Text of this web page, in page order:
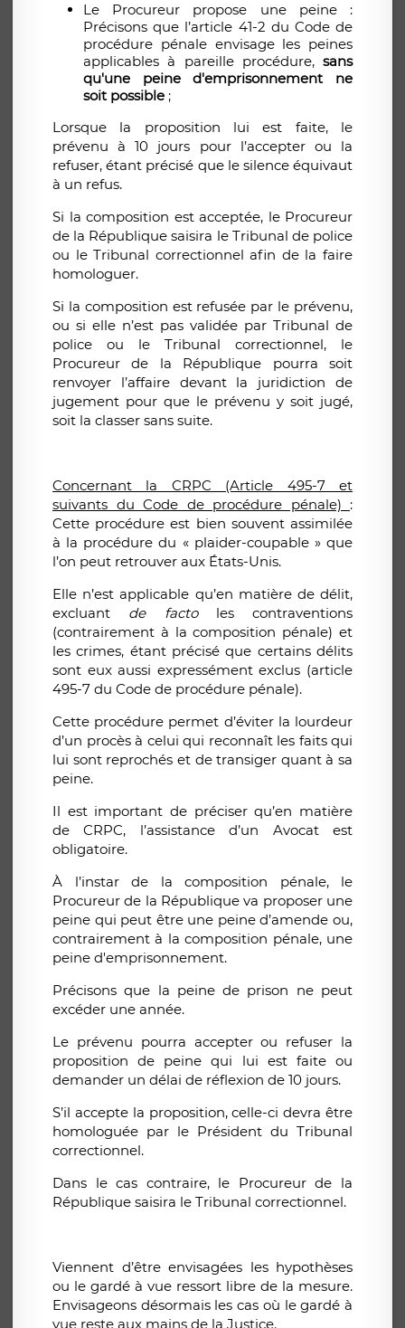
Le Procureur propose une peine :
Précisons que l’article 41-2 du Code de
procédure pénale envisage les peines
applicables à pareille procédure, sans
qu'une peine d'emprisonnement ne
soit possible ;
Lorsque la proposition lui est faite, le
prévenu à 10 jours pour l’accepter ou la
refuser, étant précisé que le silence équivaut
à un refus.
Si la composition est acceptée, le Procureur
de la République saisira le Tribunal de police
ou le Tribunal correctionnel afin de la faire
homologuer.
Si la composition est refusée par le prévenu,
ou si elle n’est pas validée par Tribunal de
police ou le Tribunal correctionnel, le
Procureur de la République pourra soit
renvoyer l’affaire devant la juridiction de
jugement pour que le prévenu y soit jugé,
soit la classer sans suite.
Concernant la CRPC (Article 495-7 et
suivants du Code de procédure pénale) :
Cette procédure est bien souvent assimilée
à la procédure du « plaider-coupable » que
l’on peut retrouver aux États-Unis.
Elle n’est applicable qu’en matière de délit,
excluant de factoles contraventions
(contrairement à la composition pénale) et
les crimes, étant précisé que certains délits
sont eux aussi expressément exclus (article
495-7 du Code de procédure pénale).
Cette procédure permet d’éviter la lourdeur
d’un procès à celui qui reconnaît les faits qui
lui sont reprochés et de transiger quant à sa
peine.
Il est important de préciser qu’en matière
de CRPC, l’assistance d’un Avocat est
obligatoire.
À l’instar de la composition pénale, le
Procureur de la République va proposer une
peine qui peut être une peine d’amende ou,
contrairement à la composition pénale, une
peine d'emprisonnement.
Précisons que la peine de prison ne peut
excéder une année.
Le prévenu pourra accepter ou refuser la
proposition de peine qui lui est faite ou
demander un délai de réflexion de 10 jours.
S’il accepte la proposition, celle-ci devra être
homologuée par le Président du Tribunal
correctionnel.
Dans le cas contraire, le Procureur de la
République saisira le Tribunal correctionnel.
Viennent d’être envisagées les hypothèses
ou le gardé à vue ressort libre de la mesure.
Envisageons désormais les cas où le gardé à
vue reste aux mains de la Justice.